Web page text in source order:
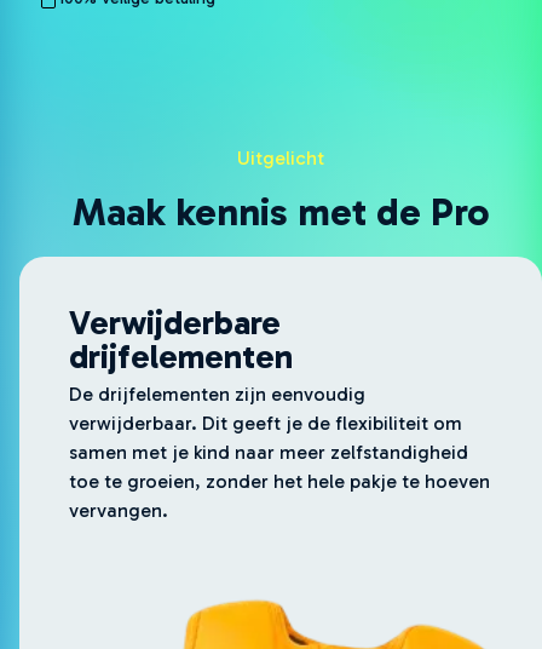
Uitgelicht
Maak kennis met de Pro
Verwijderbare
drijfelementen
De drijfelementen zijn eenvoudig
verwijderbaar. Dit geeft je de flexibiliteit om
samen met je kind naar meer zelfstandigheid
toe te groeien, zonder het hele pakje te hoeven
vervangen.